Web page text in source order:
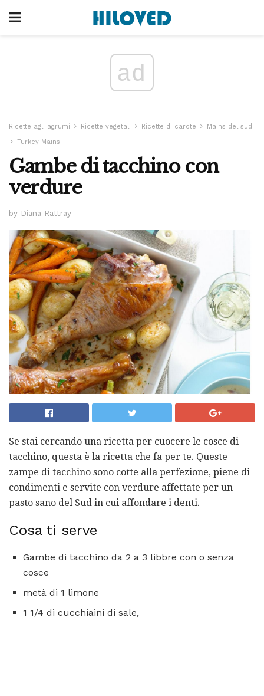
ad
Ricette agli agrumi Ricette vegetali Ricette di carote
Mains del sud
Turkey Mains
Gambe di tacchino con
verdure
by Diana Rattray
Se stai cercando una ricetta per cuocere le cosce di
tacchino, questa è la ricetta che fa per te. Queste
zampe di tacchino sono cotte alla perfezione, piene di
condimenti e servite con verdure affettate per un
pasto sano del Sud in cui affondare i denti.
Cosa ti serve
Gambe di tacchino da 2 a 3 libbre con o senza
cosce
metà di 1 limone
1 1/4 di cucchiaini di sale,